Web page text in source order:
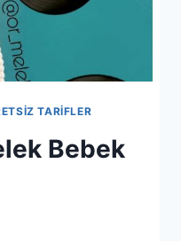
TARIFLER
Bebek